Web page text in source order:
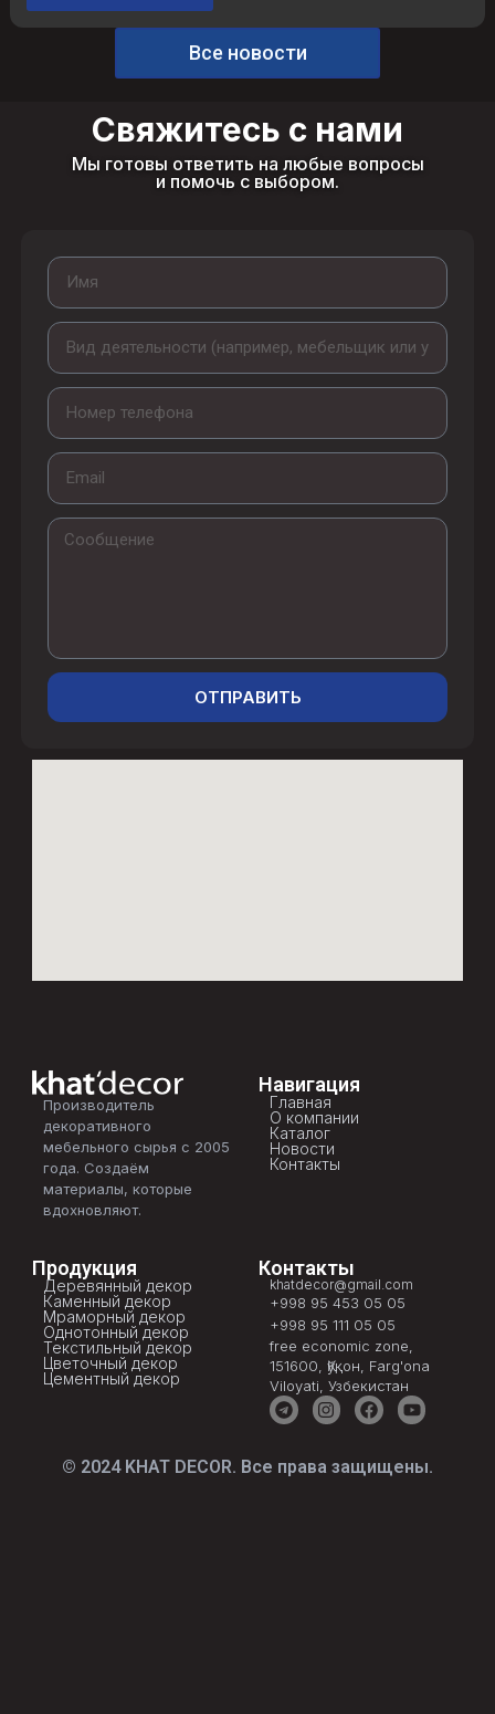
Все новости
Свяжитесь с нами
Мы готовы ответить на любые вопросы
и помочь с выбором.
ОТПРАВИТЬ
Производитель
декоративного
мебельного сырья с 2005
года. Создаём
материалы, которые
вдохновляют.
Навигация
Главная
О компании
Каталог
Новости
Контакты
Продукция
Деревянный декор
Каменный декор
Мраморный декор
Однотонный декор
Текстильный декор
Цветочный декор
Цементный декор
Контакты
khatdecor@gmail.com
+998 95 453 05 05
+998 95 111 05 05
free economic zone,
151600, Қўқон, Farg'ona
Viloyati, Узбекистан
© 2024 KHAT DECOR. Все права защищены.